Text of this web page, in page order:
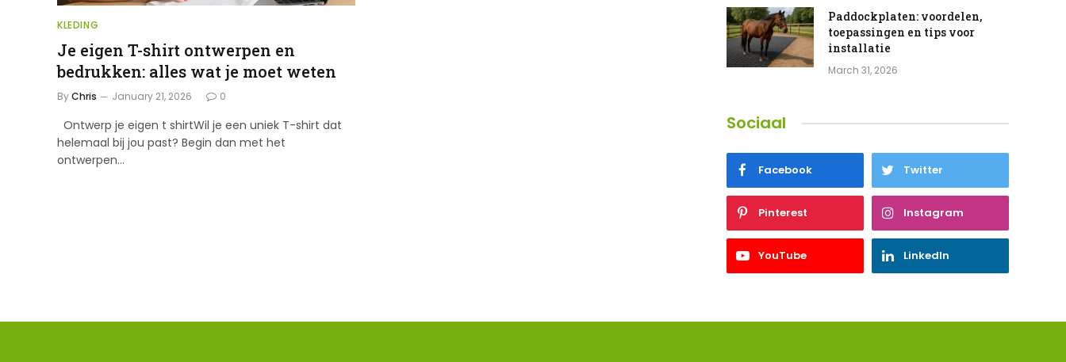
KLEDING
Je eigen T-shirt ontwerpen en
bedrukken: alles wat je moet weten
ByChris January 21, 2026 0
Ontwerp je eigen t shirtWil je een uniek T-shirt dat
helemaal bij jou past? Begin dan met het
ontwerpen…
Paddockplaten: voordelen,
toepassingen en tips voor
installatie
March 31, 2026
Sociaal
Facebook Twitter
Pinterest Instagram
YouTube LinkedIn